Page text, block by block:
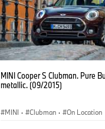
MINI Cooper S Clubman. Pure
metallic. (09/2015)
MINI · Clubman · On Location